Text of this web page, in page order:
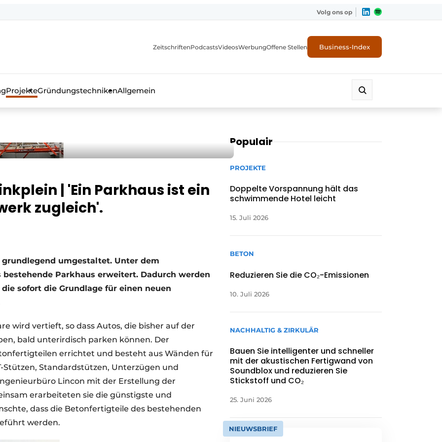
Fachmagazin für die Beton- und Stahlbauindustrie
Volg ons op
ZeitschriftenPodcastsVideosWerbungOffene Stellen Business-Index
ProjekteGründungstechnikenAllgemein
| 'Ein Parkhaus ist ein
zugleich'.
umgestaltet. Unter dem
Parkhaus erweitert. Dadurch werden
sofort die Grundlage für einen neuen
wird vertieft, so dass Autos, die bisher auf der
bald unterirdisch parken können. Der
errichtet und besteht aus Wänden für
Stützen, Standardstützen, Unterzügen und
Lincon mit der Erstellung der
erarbeiteten sie die günstigste und
dass die Betonfertigteile des bestehenden
werden.
Populair
PROJEKTE
Doppelte Vorspannung hält das
schwimmende Hotel leicht
15. Juli 2026
BETON
Reduzieren Sie die CO₂-Emissionen
10. Juli 2026
NACHHALTIG & ZIRKULÄR
Bauen Sie intelligenter und schneller
mit der akustischen Fertigwand von
Soundblox und reduzieren Sie
Stickstoff und CO₂
25. Juni 2026
NIEUWSBRIEF